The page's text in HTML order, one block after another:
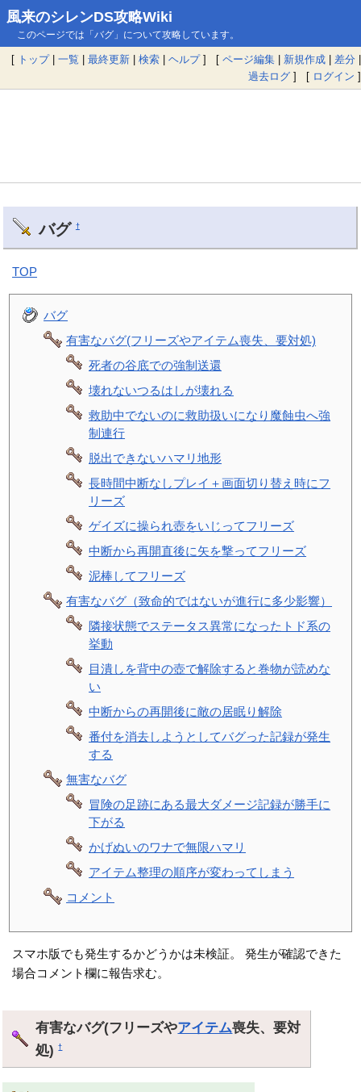
風来のシレンDS攻略Wiki
このページでは「バグ」について攻略しています。
[ トップ| 一覧 | 最終更新 | 検索 | ヘルプ] [ ページ編集 | 新規作成 | 差分 |
過去ログ ] [ ログイン ]
バグ †
TOP
バグ
有害なバグ(フリーズやアイテム喪失、要対処)
死者の谷底での強制送還
壊れないつるはしが壊れる
救助中でないのに救助扱いになり魔蝕虫へ強
制連行
脱出できないハマリ地形
長時間中断なしプレイ＋画面切り替え時にフ
リーズ
ゲイズに操られ壺をいじってフリーズ
中断から再開直後に矢を撃ってフリーズ
泥棒してフリーズ
有害なバグ（致命的ではないが進行に多少影響）
隣接状態でステータス異常になったトド系の
挙動
目潰しを背中の壺で解除すると巻物が読めな
い
中断からの再開後に敵の居眠り解除
番付を消去しようとしてバグった記録が発生
する
無害なバグ
冒険の足跡にある最大ダメージ記録が勝手に
下がる
かげぬいのワナで無限ハマリ
アイテム整理の順序が変わってしまう
コメント
スマホ版でも発生するかどうかは未検証。 発生が確認できた
場合コメント欄に報告求む。
有害なバグ(フリーズやアイテム喪失、要対
処)†